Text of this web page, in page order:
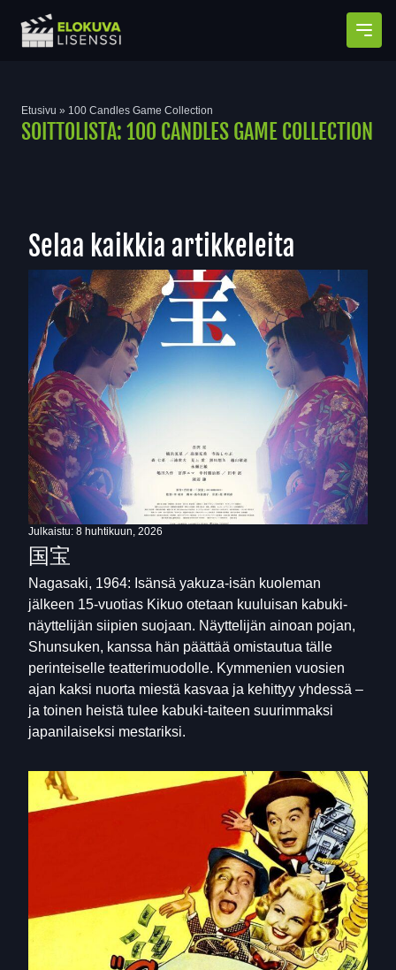
Etusivu » 100 Candles Game Collection
SOITTOLISTA: 100 CANDLES GAME COLLECTION
Selaa kaikkia artikkeleita
Julkaistu: 8 huhtikuun, 2026
国宝
Nagasaki, 1964: Isänsä yakuza-isän kuoleman
jälkeen 15-vuotias Kikuo otetaan kuuluisan kabuki-
näyttelijän siipien suojaan. Näyttelijän ainoan pojan,
Shunsuken, kanssa hän päättää omistautua tälle
perinteiselle teatterimuodolle. Kymmenien vuosien
ajan kaksi nuorta miestä kasvaa ja kehittyy yhdessä –
ja toinen heistä tulee kabuki-taiteen suurimmaksi
japanilaiseksi mestariksi.